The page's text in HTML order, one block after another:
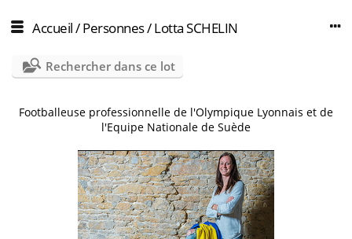
Accueil/Personnes/Lotta SCHELIN
Rechercher dans ce lot
Footballeuse professionnelle de l'Olympique Lyonnais et de
l'Equipe Nationale de Suède